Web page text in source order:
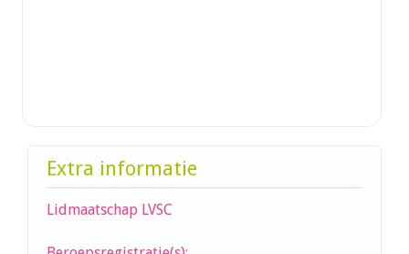
Extra informatie
Lidmaatschap LVSC